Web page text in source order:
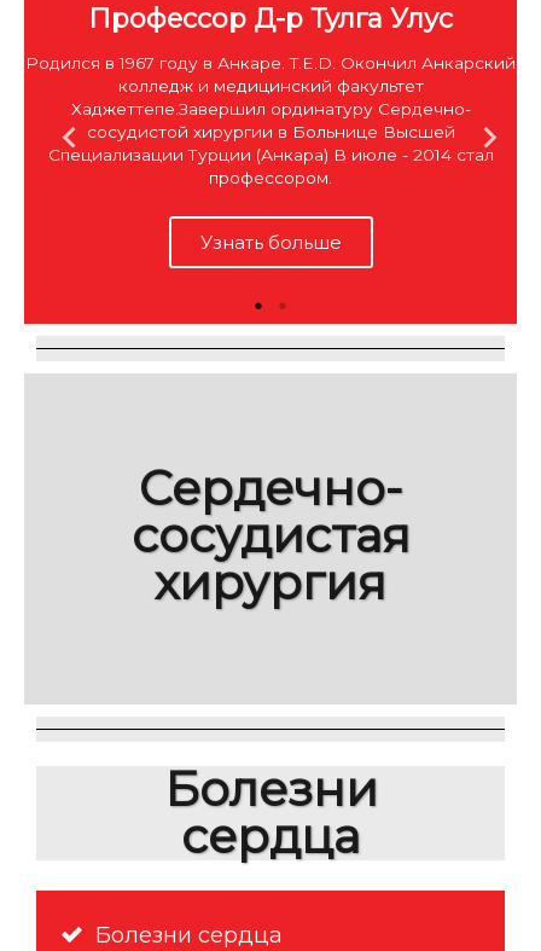
Профессор Д-р Тулга Улус
Родился в 1967 году в Анкаре. T.E.D. Окончил Анкарский
колледж и медицинский факультет
Хаджеттепе.Завершил ординатуру Сердечно-
сосудистой хирургии в Больнице Высшей
Специализации Турции (Анкара) В июле - 2014 стал
профессором.
Узнать больше
Сердечно-
сосудистая
хирургия
Болезни
сердца
Болезни сердца